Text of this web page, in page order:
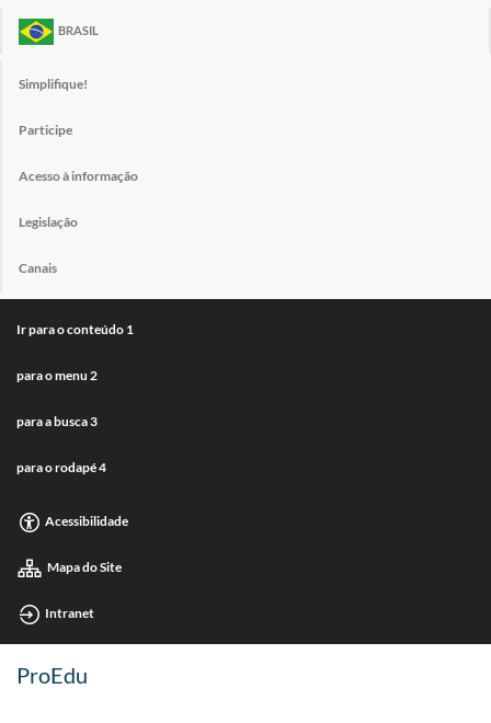
BRASIL
Simplifique!
Participe
Acesso à informação
Legislação
Canais
Ir para o conteúdo 1
para o menu 2
para a busca3
para o rodapé4
Acessibilidade
Mapa do Site
Intranet
ProEdu